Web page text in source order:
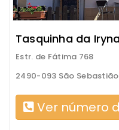
Tasquinha da
Estr. de Fátima 768
2490-093 São Sebastião
Ver número